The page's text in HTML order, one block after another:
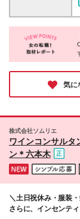
ン
気に
株式会社ソムリエ
ワインコンサルタ
ン＊六本⽊
＼⼟⽇祝休み・服装
さらに、インセンテ